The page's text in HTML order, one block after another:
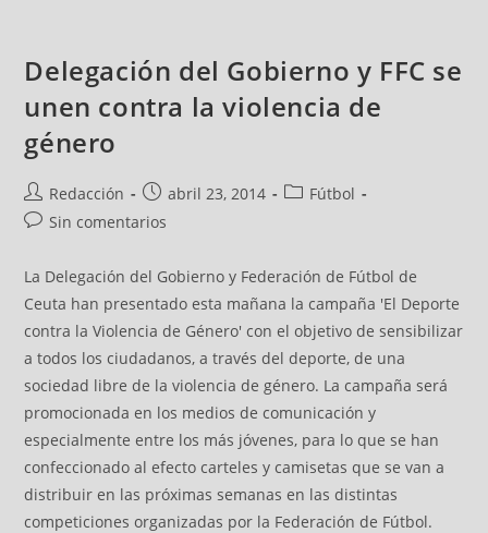
Delegación del Gobierno y FFC se
unen contra la violencia de
género
Redacción abril 23, 2014
Fútbol
Sin comentarios
La Delegación del Gobierno y Federación de Fútbol de
Ceuta han presentado esta mañana la campaña 'El Deporte
contra la Violencia de Género' con el objetivo de sensibilizar
a todos los ciudadanos, a través del deporte, de una
sociedad libre de la violencia de género. La campaña será
promocionada en los medios de comunicación y
especialmente entre los más jóvenes, para lo que se han
confeccionado al efecto carteles y camisetas que se van a
distribuir en las próximas semanas en las distintas
competiciones organizadas por la Federación de Fútbol.